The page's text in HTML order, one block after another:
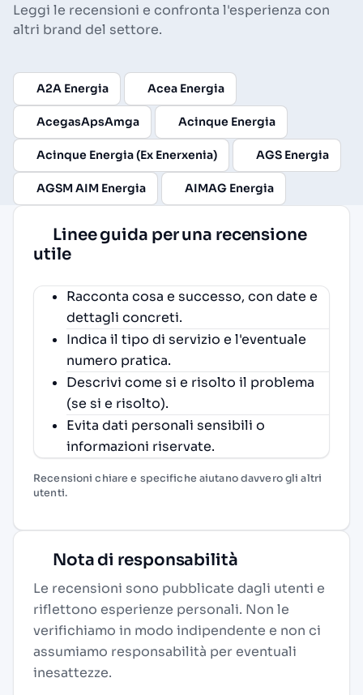
Leggi le recensioni e confronta l'esperienza con
altri brand del settore.
A2A Energia Acea Energia
AcegasApsAmga Acinque Energia
Acinque Energia (Ex Enerxenia) AGS Energia
AGSM AIM Energia AIMAG Energia
Linee guida per una recensione
utile
Racconta cosa e successo, con date e
dettagli concreti.
Indica il tipo di servizio e l'eventuale
numero pratica.
Descrivi come si e risolto il problema
(se si e risolto).
Evita dati personali sensibili o
informazioni riservate.
Recensioni chiare e specifiche aiutano davvero gli altri
utenti.
Nota di responsabilità
Le recensioni sono pubblicate dagli utenti e
riflettono esperienze personali. Non le
verifichiamo in modo indipendente e non ci
assumiamo responsabilità per eventuali
inesattezze.